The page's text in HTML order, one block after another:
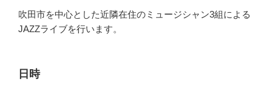
吹田市を中心とした近隣在住のミュージシャン3組による
JAZZライブを行います。
日時